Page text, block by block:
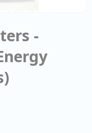
-